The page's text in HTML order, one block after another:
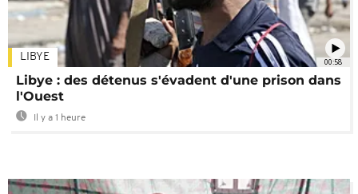
00:58
LIBYE
Libye : des détenus s'évadent d'une prison dans
l'Ouest
Il y a 1 heure